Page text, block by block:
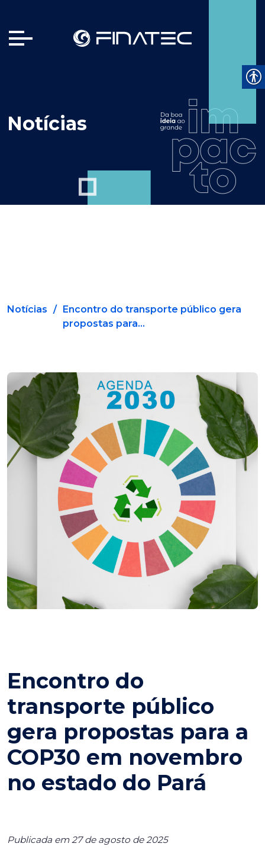
Notícias
Notícias / Encontro do transporte público gera
propostas para...
Encontro do
transporte público
gera propostas para a
COP30 em novembro
no estado do Pará
Publicada em 27 de agosto de 2025